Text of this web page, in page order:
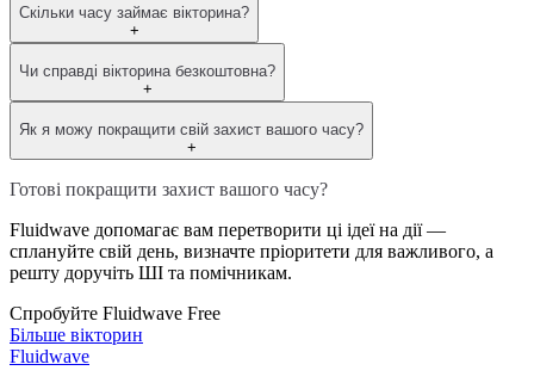
Скільки часу займає вікторина?
+
Чи справді вікторина безкоштовна?
+
Як я можу покращити свій захист вашого часу?
+
Готові покращити захист вашого часу?
Fluidwave допомагає вам перетворити ці ідеї на дії —
сплануйте свій день, визначте пріоритети для важливого, а
решту доручіть ШІ та помічникам.
Спробуйте Fluidwave Free
Більше вікторин
Fluidwave